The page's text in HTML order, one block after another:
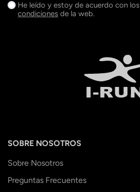
He leído y estoy de acuerdo con los
condiciones de la web.
SOBRE NOSOTROS
Sobre Nosotros
Preguntas Frecuentes